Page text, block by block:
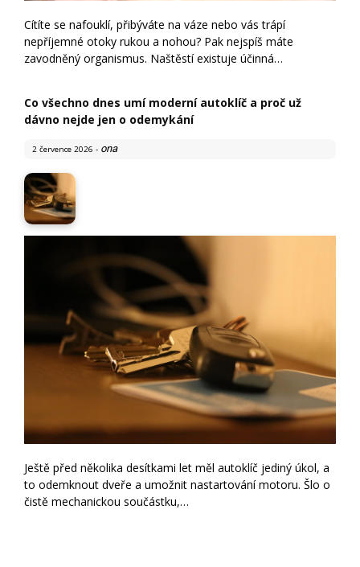
Cítíte se nafouklí, přibýváte na váze nebo vás trápí
nepříjemné otoky rukou a nohou? Pak nejspíš máte
zavodněný organismus. Naštěstí existuje účinná…
Co všechno dnes umí moderní autoklíč a proč už
dávno nejde jen o odemykání
2 července 2026 - ona
Ještě před několika desítkami let měl autoklíč jediný úkol, a
to odemknout dveře a umožnit nastartování motoru. Šlo o
čistě mechanickou součástku,…